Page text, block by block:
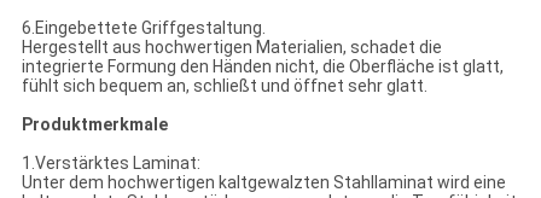
6.Eingebettete Griffgestaltung.
Hergestellt aus hochwertigen Materialien, schadet die
integrierte Formung den Händen nicht, die Oberfläche ist glatt,
fühlt sich bequem an, schließt und öffnet sehr glatt.
Produktmerkmale
1.Verstärktes Laminat:
Unter dem hochwertigen kaltgewalzten Stahllaminat wird eine